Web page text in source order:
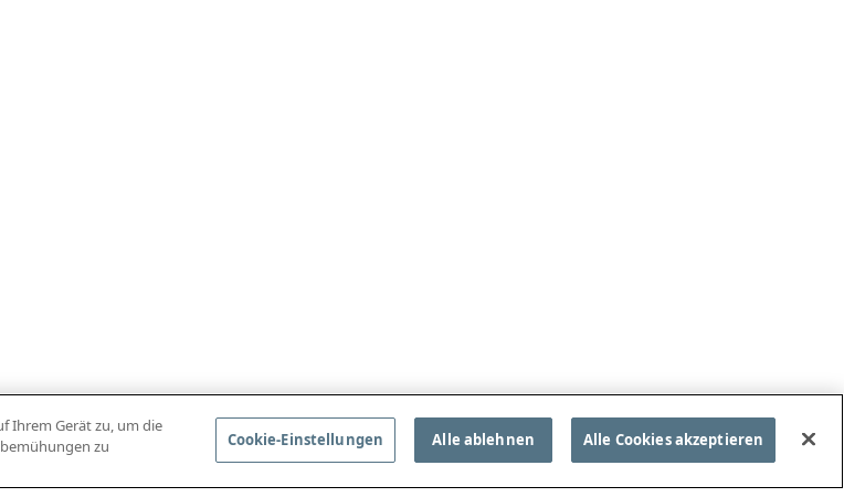
VOLLSTÄNDIGE SPIELREGELN ANSEHEN FOLGEN SIE UNS!
Ihrem Gerät zu, um die
zu
Cookie-Einstellungen Alle ablehnen Alle Cookies akzeptieren